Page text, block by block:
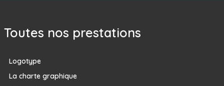
Toutes nos prestations
Logotype
La charte graphique